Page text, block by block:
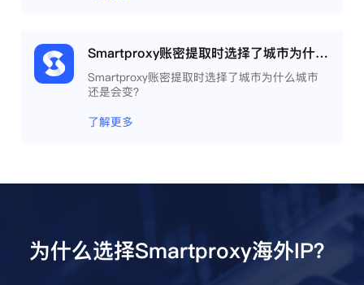
Smartproxy账密提取时选择了城市为什么城市还是会变？
Smartproxy账密提取时选择了城市为什么城市
还是会变？
了解更多
为什么选择Smartproxy海外IP？